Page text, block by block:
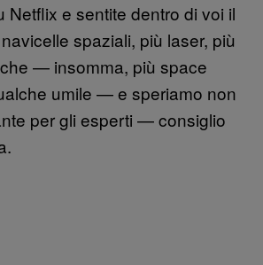
Netflix e sentite dentro di voi il
spaziali, più laser, più
— insomma, più space
umile — e speriamo non
per gli esperti — consiglio